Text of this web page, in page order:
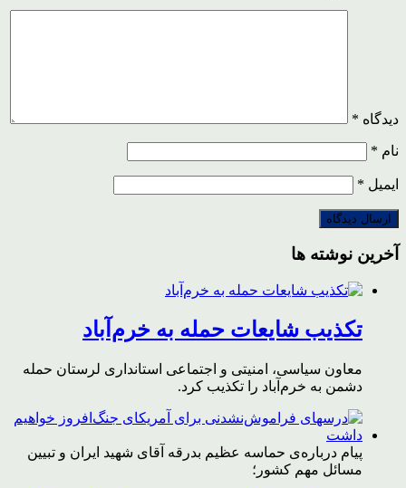
دیدگاه *
نام *
ایمیل *
آخرین نوشته ها
تکذیب شایعات حمله به خرم‌آباد
معاون سیاسی، امنیتی و اجتماعی استانداری لرستان حمله
دشمن به خرم‌آباد را تکذیب کرد.
پیام درباره‌ی حماسه عظیم بدرقه آقای شهید ایران و تبیین
مسائل مهم کشور؛